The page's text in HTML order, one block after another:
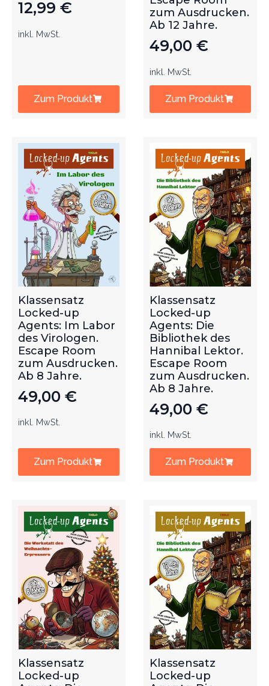
12,99 €
inkl. MwSt.
Zum Produkt
zum Ausdrucken.
Ab 12 Jahre.
49,00 €
inkl. MwSt.
Zum Produkt
Klassensatz
Locked-up
Agents: Im Labor
des Virologen.
Escape Room
zum Ausdrucken.
Ab 8 Jahre.
49,00 €
inkl. MwSt.
Zum Produkt
Klassensatz
Locked-up
Agents: Die
Bibliothek des
Hannibal Lektor.
Escape Room
zum Ausdrucken.
Ab 8 Jahre.
49,00 €
inkl. MwSt.
Zum Produkt
Klassensatz
Locked-up
Klassensatz
Locked-up